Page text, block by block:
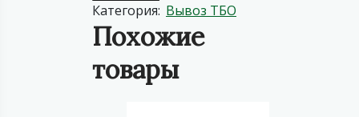
Категория: Вывоз ТБО
Похожие
товары